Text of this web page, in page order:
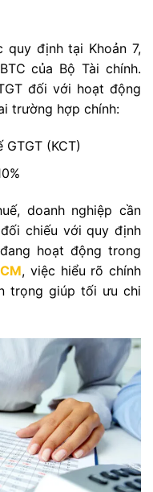
định tại Khoản 7,
của Bộ Tài chính.
đối với hoạt động
trường hợp chính:
(KCT)
doanh nghiệp cần
chiếu với quy định
hoạt động trong
, việc hiểu rõ chính
trọng giúp tối ưu chi